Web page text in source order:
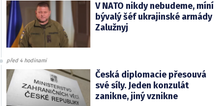
V NATO nikdy nebudeme, míní
bývalý šéf ukrajinské armády
Zalužnyj
před 4 hodinami
Česká diplomacie přesouvá
své síly. Jeden konzulát
zanikne, jiný vznikne